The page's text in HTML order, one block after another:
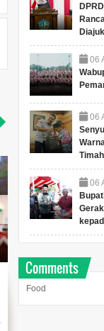
Rawat Kawasan
06
06
Timah
06
Comments
Food